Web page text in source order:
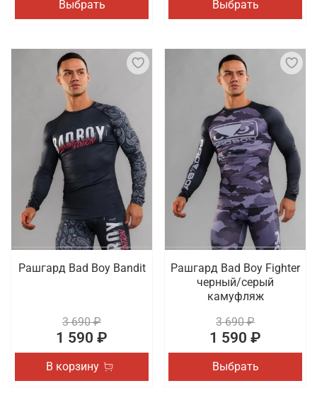
Выбрать Выбрать
Рашгард Bad Boy Bandit
3 690 ₽
1 590 ₽
В корзину
Рашгард Bad Boy Fighter
черный/серый
камуфляж
3 690 ₽
1 590 ₽
Выбрать